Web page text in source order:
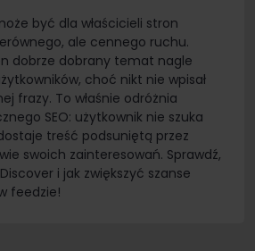
być dla właścicieli stron
ale cennego ruchu.
dobrze dobrany temat nagle
choć nikt nie wpisał
frazy. To właśnie odróżnia
SEO: użytkownik nie szuka
treść podsuniętą przez
swoich zainteresowań. Sprawdź,
i jak zwiększyć szanse
feedzie!